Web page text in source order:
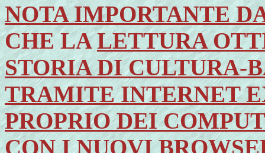
NOTA IMPORTANTE
CHE LALETTURA
STORIA DI CULTURA-
TRAMITE INTERNET
PROPRIO DEI
CON I NUOVI